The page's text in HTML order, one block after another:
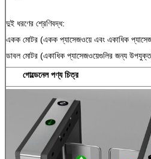
দুই ধরণের শ্রেণিবদ্ধ:
একক মোটর (একক প্যাসেজওয়ে এবং একাধিক
ডাবল মোটর (একাধিক প্যাসেজওয়েগুলির জন্য
গোল্ডেনেল পণ্য চিত্র